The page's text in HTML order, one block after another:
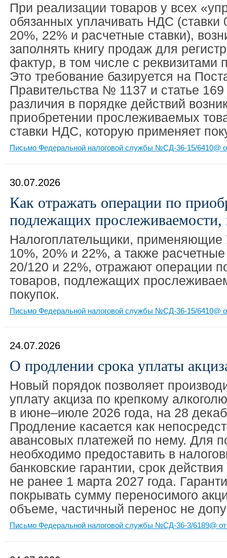
При реализации товаров у всех
обязанных уплачивать НДС (ставки
20%, 22% и расчетные ставки),
заполнять книгу продаж для
фактур, в том числе с реквизитами
Это требование базируется на
Правительства № 1137 и статье
различия в порядке действий
приобретении прослеживаемых
ставки НДС, которую применяет
Письмо Федеральной налоговой службы №СД-36-15/6410@
30.07.2026
Как отражать операции по
подлежащих прослеживаемости,
Налогоплательщики,
10%, 20% и 22%, а также
20/120 и 22%, отражают операции
товаров, подлежащих
покупок.
Письмо Федеральной налоговой службы №СД-36-15/6410@
24.07.2026
О продлении срока уплаты
Новый порядок позволяет
уплату акциза по крепкому
в июне–июле 2026 года, на 28
Продление касается как
авансовых платежей по нему. Для
необходимо предоставить в
банковские гарантии, срок
не ранее 1 марта 2027 года.
покрывать сумму переносимого
объеме, частичный перенос не
Письмо Федеральной налоговой службы №СД-36-3/6189@ от